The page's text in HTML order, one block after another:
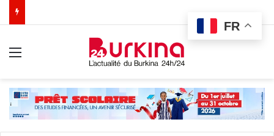
FR